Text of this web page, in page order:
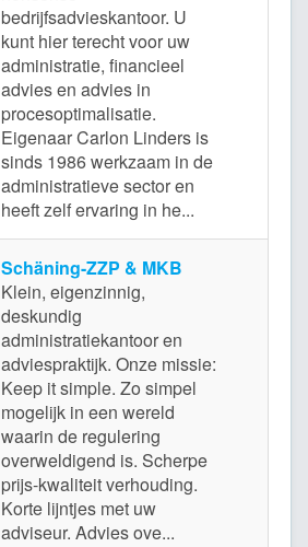
bedrijfsadvieskantoor. U
kunt hier terecht voor uw
administratie, financieel
advies en advies in
procesoptimalisatie.
Eigenaar Carlon Linders is
sinds 1986 werkzaam in de
administratieve sector en
heeft zelf ervaring in he...
Schäning-ZZP & MKB
Klein, eigenzinnig,
deskundig
administratiekantoor en
adviespraktijk. Onze missie:
Keep it simple. Zo simpel
mogelijk in een wereld
waarin de regulering
overweldigend is. Scherpe
prijs-kwaliteit verhouding.
Korte lijntjes met uw
adviseur. Advies ove...